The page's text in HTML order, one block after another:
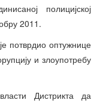
полицијској
2011.
потврдио оптужнице
и злоупотребу
Дистрикта да